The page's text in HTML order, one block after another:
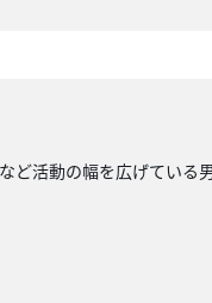
活動の幅を広げている